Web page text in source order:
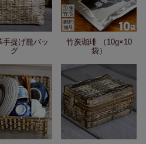
手提げ籠バッ
グ
竹炭珈琲 （10g×10
袋）